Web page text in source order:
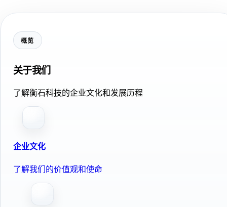
概览
关于我们
了解衡石科技的企业文化和发展历程
企业文化
了解我们的价值观和使命